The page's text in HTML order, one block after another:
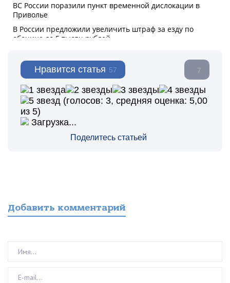
Нравится статья 57 7
Поделитесь статьей
(голосов: 3, средняя оценка: 5,00
из 5)
Загрузка...
Добавить комментарий